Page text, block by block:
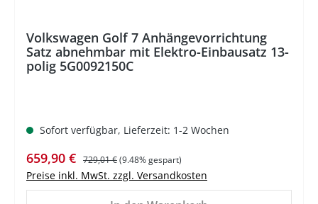
Volkswagen Golf 7 Anhängevorrichtung
Satz abnehmbar mit Elektro-Einbausatz 13-
polig 5G0092150C
Sofort verfügbar, Lieferzeit: 1-2 Wochen
Verkaufspreis:
659,90 € Regulärer Preis:
729,01 €(9.48% gespart)
Preise inkl. MwSt. zzgl. Versandkosten